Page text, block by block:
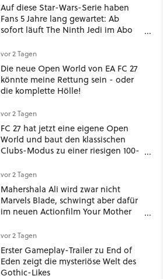
Auf diese Star-Wars-Serie haben
Fans 5 Jahre lang gewartet: Ab
sofort läuft The Ninth Jedi im Abo
vor 2 Tagen
Die neue Open World von EA FC 27
könnte meine Rettung sein - oder
die komplette Hölle!
vor 2 Tagen
FC 27 hat jetzt eine eigene Open
World und baut den klassischen
Clubs-Modus zu einer riesigen 100-
vor 2 Tagen
Mahershala Ali wird zwar nicht
Marvels Blade, schwingt aber dafür
im neuen Actionfilm Your Mother
Schwert
vor 2 Tagen
Erster Gameplay-Trailer zu End of
Eden zeigt die mysteriöse Welt des
Gothic-Likes